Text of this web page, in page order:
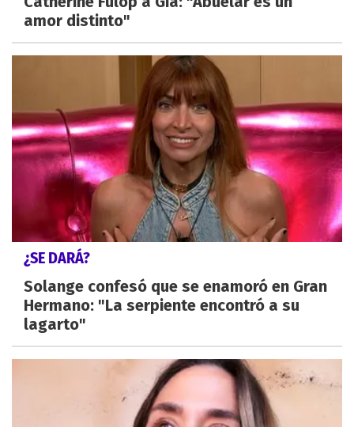
amor distinto"
¿SE DARÁ?
Solange confesó que se enamoró en Gran
Hermano: "La serpiente encontró a su
lagarto"